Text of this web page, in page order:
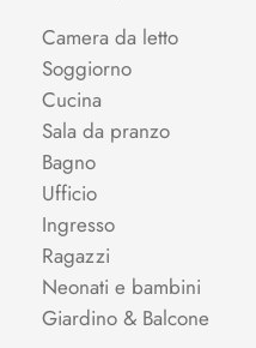
Camera da letto
Soggiorno
Cucina
Sala da pranzo
Bagno
Ufficio
Ingresso
Ragazzi
Neonati e bambini
Giardino & Balcone